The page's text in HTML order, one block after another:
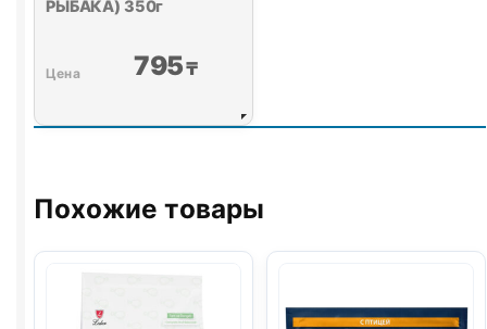
РЫБАКА) 350г
795₸
Похожие товары